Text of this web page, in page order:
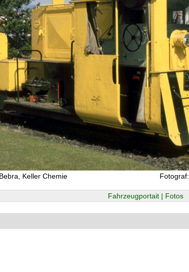
Keller Chemie Fotograf:
Fahrzeugportait | Fotos